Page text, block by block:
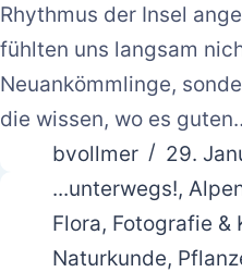
Rhythmus der Insel
fühlten uns langsam
Neuankömmlinge,
die wissen, wo es
bvollmer
29.
...unterwegs!,
Flora, Fotografie &
Naturkunde,